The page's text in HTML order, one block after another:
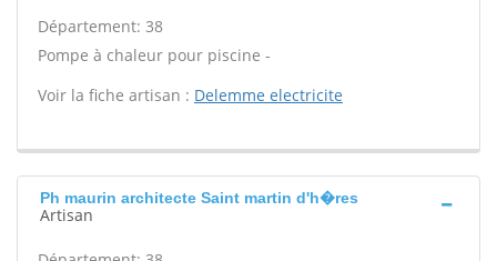
Département: 38
Pompe à chaleur pour piscine -
Voir la fiche artisan : Delemme electricite
Ph maurin architecte Saint martin d'h�res
Artisan